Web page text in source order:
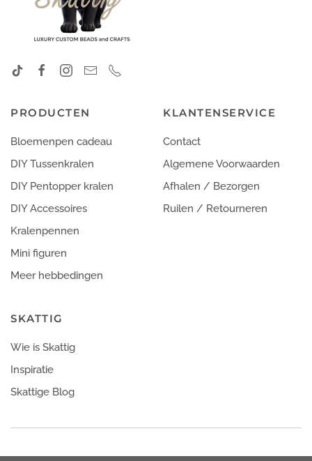
PRODUCTEN
Bloemenpen cadeau
DIY Tussenkralen
DIY Pentopper kralen
DIY Accessoires
Kralenpennen
Mini figuren
Meer hebbedingen
KLANTENSERVICE
Contact
Algemene Voorwaarden
Afhalen / Bezorgen
Ruilen / Retourneren
SKATTIG
Wie is Skattig
Inspiratie
Skattige Blog